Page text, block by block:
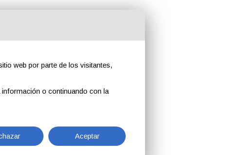
web por parte de los visitantes,
o continuando con la
Aceptar